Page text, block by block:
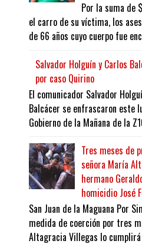
Por la suma de
el carro de su víctima, los
de 66 años cuyo cuerpo fue
Salvador Holguín y Carlos
por caso Quirino
El comunicador Salvador
Balcácer se enfrascaron este
Gobierno de la Mañana de la
Tres meses de
señora María
hermano
homicidio José
San Juan de la Maguana Por
medida de coerción por tres
Altagracia Villegas lo cumplirá